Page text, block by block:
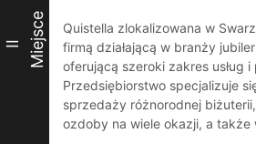
II Miejsce
Quistella zlokalizowana w
firmą działającą w branży
oferującą szeroki zakres usług
Przedsiębiorstwo specjalizuje
sprzedaży różnorodnej
ozdoby na wiele okazji, a także